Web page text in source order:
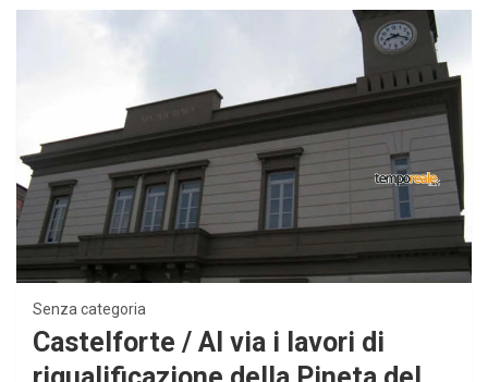
Senza categoria
Castelforte / Al via i lavori di